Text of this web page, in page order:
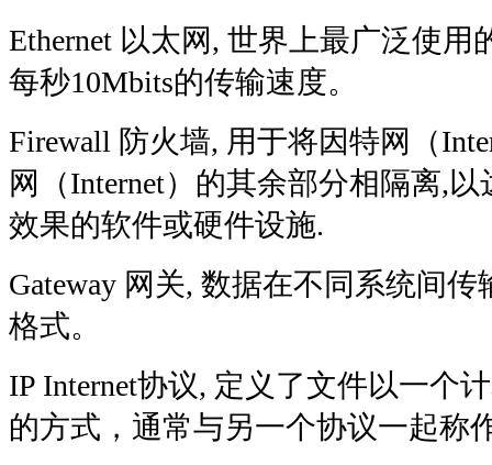
Ethernet 以太网, 世界上最广泛使用
每秒10Mbits的传输速度。
Firewall 防火墙, 用于将因特网（
网（Internet）的其余部分相隔离,
效果的软件或硬件设施.
Gateway 网关, 数据在不同系统间
格式。
IP Internet协议, 定义了文件以一个
的方式，通常与另一个协议一起称